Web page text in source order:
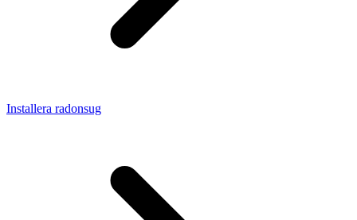
Installera radonsug